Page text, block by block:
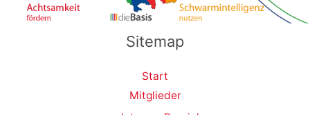
Sitemap
Start
Mitglieder